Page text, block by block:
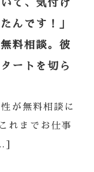
て、気付け
んです！」
料相談。彼
ートを切ら
が無料相談に
れまでお仕事